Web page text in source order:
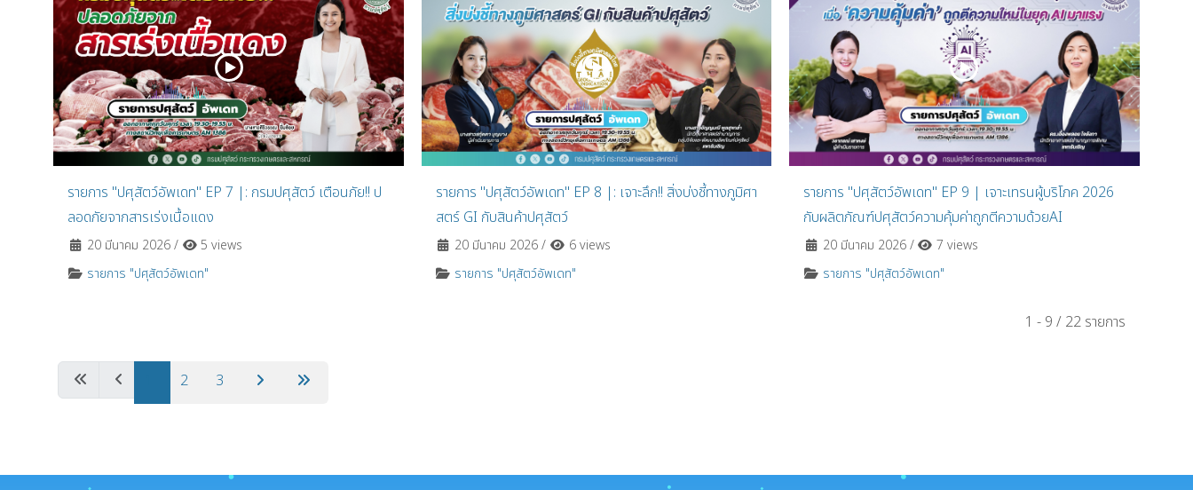
รายการ "ปศุสัตว์อัพเดท" EP 7 |: กรมปศุสัตว์ เตือนภัย!! ป
ลอดภัยจากสารเร่งเนื้อแดง
20 มีนาคม 2026/
5 views
รายการ "ปศุสัตว์อัพเดท"
รายการ "ปศุสัตว์อัพเดท" EP 8 |: เจาะลึก!! สิ่งบ่งชี้ทางภูมิศา
สตร์ GI กับสินค้าปศุสัตว์
20 มีนาคม 2026/
6 views
รายการ "ปศุสัตว์อัพเดท"
รายการ "ปศุสัตว์อัพเดท" EP 9 | เจาะเทรนผู้บริโภค 2026
กับผลิตภัณฑ์ปศุสัตว์ความคุ้มค่าถูกตีความด้วยAI
20 มีนาคม 2026/
7 views
รายการ "ปศุสัตว์อัพเดท"
1 - 9 / 22 รายการ
2 3